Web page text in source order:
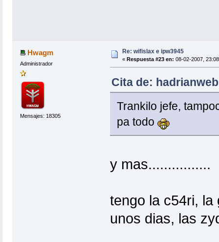
Hwagm
Administrador
Mensajes: 18305
Re: wifislax e ipw3945
« Respuesta #23 en: 08-02-2007,
Cita de:
Trankilo jefe,
pa todo
y mas................
tengo la c54ri, la
unos dias, las